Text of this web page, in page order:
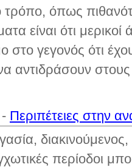
τρόπο, όπως
είναι ότι
στο γεγονός ότι
αντιδράσουν
Περιπέτειες στην
διακινούμενος,
περίοδοι